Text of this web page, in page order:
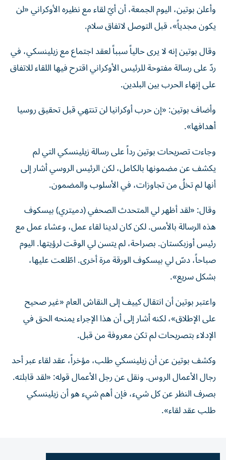
وأعلن بوتين، اليوم الجمعة، أن أيّ لقاء مع نظيره الأوكراني «لن
يكون مجدياً»، قبل التوصل لاتفاق سلام.
وقال بوتين إنه لا يرى حالياً سبباً لعقد اجتماع مع زيلينسكي، في
ردّ على رسالة مفتوحة للرئيس الأوكراني اقترح فيها اللقاء للاتفاق
على إنهاء الحرب بين البلدين.
وأضاف بوتين: «إن حرب أوكرانيا لن تنتهي قبل تحقيق روسيا
أهدافها».
وجاءت تصريحات بوتين رداً على رسالة زيلينسكي التي لم
يكشف عن مضمونها بالكامل، لكن الرئيس الروسي أشار إلى
أنها لم تخلُ من تجاوزات، في الأسلوب والمضمون.
وقال: «لقد أظهر لي المتحدث الصحفي (دميتري) بيسكوف
هذه الرسالة بالأمس. لكن كان لدينا لقاء عمل، وعشاء عمل مع
رئيس أوزبكستان. بصراحة، لم يتسن لي الوقت لرؤيتها. اليوم
صباحاً، دسّ لي بيسكوف الورقة مرة أخرى. اطّلعت عليها،
بشكل سريع».
واعتبر بوتين أن انتقال كييف إلى النقاش العام «غير صحيح
على الإطلاق»، لكنه أشار إلى أن هذا الإجراء يمنحه الحق في
الإدلاء بتصريحات لم تكن معروفة من قبل.
وكشف بوتين عن أن زيلينسكي طلب، مؤخراً، عقد لقاء عبر أحد
رجال الأعمال الروس. ونقل عن رجل الأعمال قوله: «لقد قابلته.
بصرف النظر عن كل شيء، فإن أهم شيء هو أن زيلينسكي
طلب عقد لقاء».